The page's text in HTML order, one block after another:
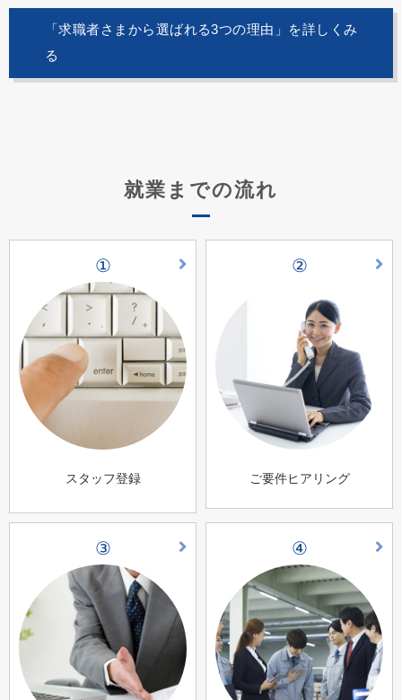
「求職者さまから選ばれる3つの理由」を詳しくみ
る
就業までの流れ
①
スタッフ登録
②
ご要件ヒアリング
③ ④